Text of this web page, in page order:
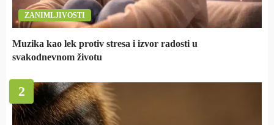
ZANIMLJIVOSTI
Muzika kao lek protiv stresa i izvor radosti u
svakodnevnom životu
2